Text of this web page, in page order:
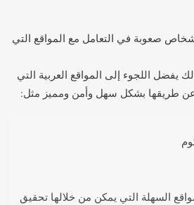
صعوبة في التعامل مع المواقع التي
يفضل اللجوء إلى المواقع العربية التي
عن طريقها بشكل سهل وأمن ومميز مثل:
السهلة التي يمكن من خلالها تحقيق